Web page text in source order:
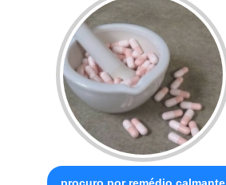
procuro por remédio calmante